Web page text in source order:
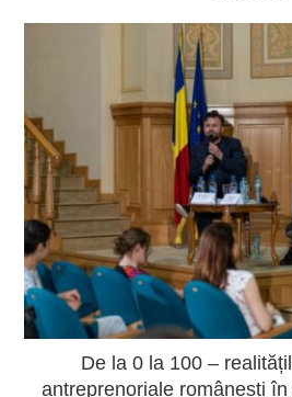
De la 0 la 100 –
antreprenoriale românești